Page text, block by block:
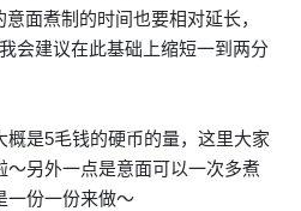
面煮制的时间也要相对延长，
会建议在此基础上缩短一到两分
概是5毛钱的硬币的量，这里大家
～另外一点是意面可以一次多煮
一份一份来做～